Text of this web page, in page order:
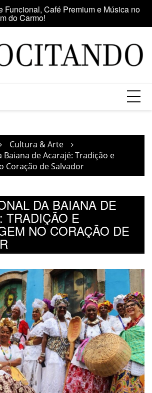
da América Latina participa da Feira
Center Lapa
Cultura & Arte
Baiana de Acarajé: Tradição e
Coração de Salvador
DA BAIANA DE
TRADIÇÃO E
NO CORAÇÃO DE